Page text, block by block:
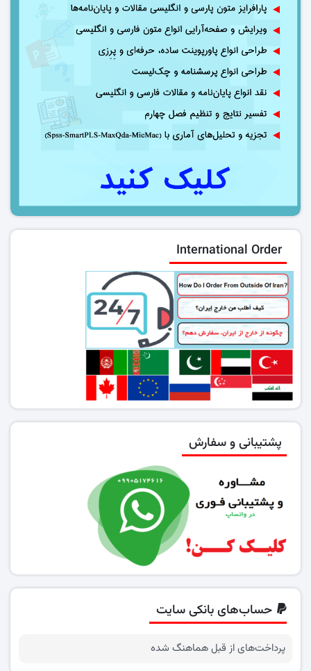
International Order
پشتیبانی و سفارش
حساب‌های بانکی سایت
پرداخت‌های از قبل هماهنگ شده